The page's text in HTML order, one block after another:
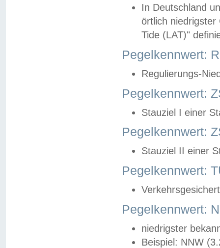
In Deutschland
örtlich
Tide (LAT)"
Pegelkennwert:
Regulierungs-
Pegelkennwert:
Stauziel I einer
Pegelkennwert:
Stauziel II einer
Pegelkennwert:
Pegelkennwert:
niedrigster
Beispiel: NNW